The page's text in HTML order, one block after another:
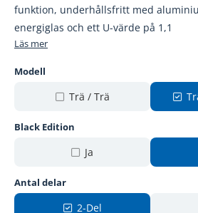
funktion, underhållsfritt med
energiglas och ett U-värde på 1,1
Läs mer
Modell
Trä / Trä
Black Edition
Ja
Antal delar
2-Del